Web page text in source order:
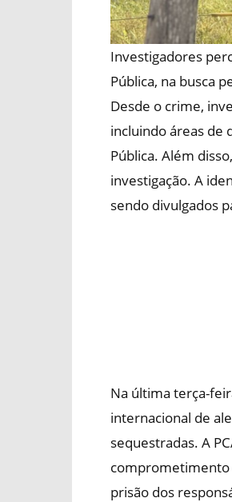
Investigadores
Pública, na busca
Desde o crime,
incluindo áreas de
Pública. Além
investigação. A
sendo divulgados
Na última terça-
internacional de
sequestradas. A
comprometimento
prisão dos